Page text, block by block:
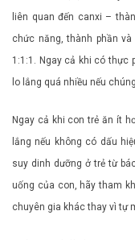
liên quan đến canxi –
chức năng, thành phần
1:1:1. Ngay cả khi có thực
lo lắng quá nhiều nếu
Ngay cả khi con trẻ ăn ít
lắng nếu không có dấu
suy dinh dưỡng ở trẻ từ
uống của con, hãy tham
chuyên gia khác thay vì tự